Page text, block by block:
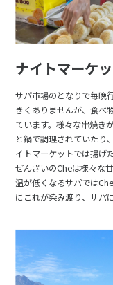
ナイトマーケ
サパ市場のとなりで毎晩
きくありませんが、食べ
ています。様々な串焼き
と鍋で調理されていたり
イトマーケットでは揚げ
ぜんざいのCheは様々な
温が低くなるサパでは
にこれが染み渡り、サパ